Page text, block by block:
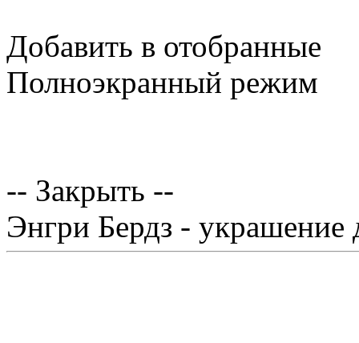
Добавить в отобранные
Полноэкранный режим
-- Закрыть --
Энгри Бердз - украшение